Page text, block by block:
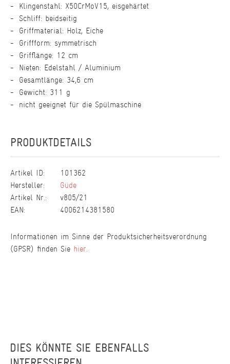
Klingenstahl: X50CrMoV15, eisgehärtet
Schliff: beidseitig
Griffmaterial: Holz, Eiche
Griffform: symmetrisch
Grifflänge: 12 cm
Nieten: Edelstahl / Aluminium
Gesamtlänge: 34,6 cm
Gewicht: 311 g
nicht geeignet für die Spülmaschine
PRODUKTDETAILS
Artikel ID:
101362
Hersteller:
Güde
Artikel Nr.:
v805/21
EAN:
4006214381580
Informationen im Sinne der Produktsicherheitsverordnung
(GPSR) finden Sie hier
DIES KÖNNTE SIE EBENFALLS